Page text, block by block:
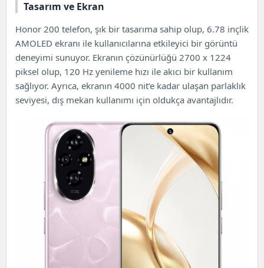
İşlemci ve Performans
Kamera Özellikleri
Portre Çekim Modu
Batarya ve Şarj
Yazılım ve Güncellemeler
Tasarım ve Ekran
Honor 200 telefon, şık bir tasarıma sahip olup, 6.78 inçlik
AMOLED ekranı ile kullanıcılarına etkileyici bir görüntü
deneyimi sunuyor. Ekranın çözünürlüğü 2700 x 1224
piksel olup, 120 Hz yenileme hızı ile akıcı bir kullanım
sağlıyor. Ayrıca, ekranın 4000 nit’e kadar ulaşan parlaklık
seviyesi, dış mekan kullanımı için oldukça avantajlıdır.